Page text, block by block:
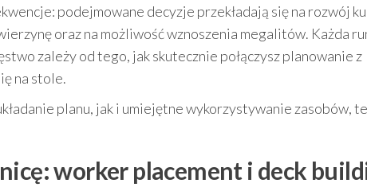
podejmowane decyzje przekładają się na rozwój
oraz na możliwość wznoszenia megalitów. Każda
zależy od tego, jak skutecznie połączysz planowanie z
na stole.
planu, jak i umiejętne wykorzystywanie zasobów,
worker placement i deck